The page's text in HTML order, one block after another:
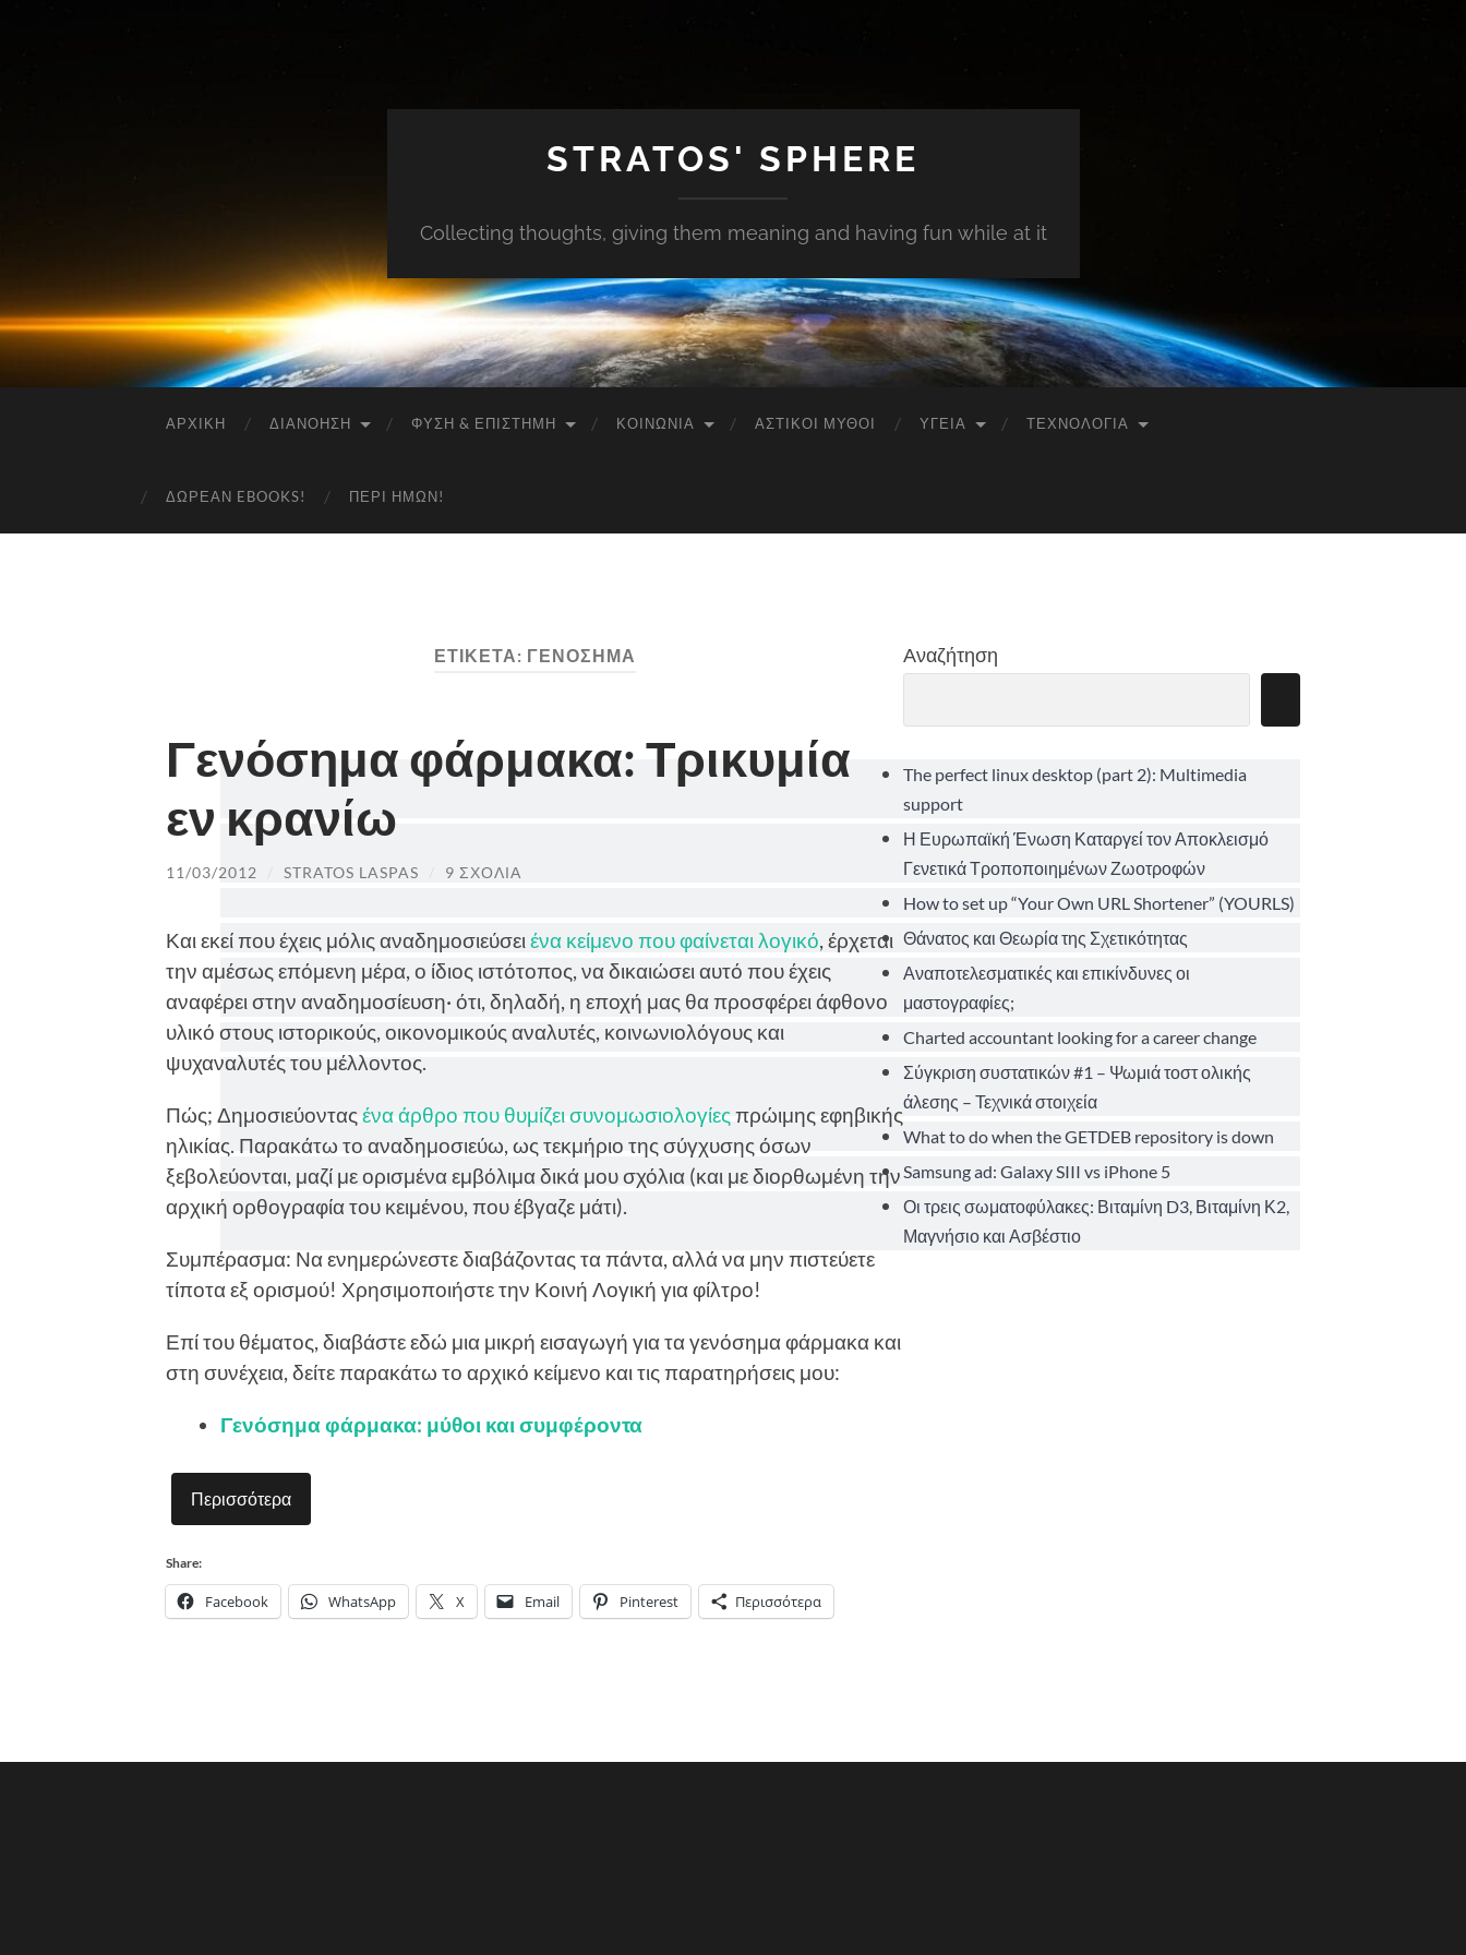
STRATOS' SPHERE
Collecting thoughts, giving them meaning and having fun while at it
ΑΡΧΙΚΉ ΔΙΑΝΌΗΣΗ ΦΎΣΗ & ΕΠΙΣΤΉΜΗ ΚΟΙΝΩΝΊΑ ΑΣΤΙΚΟΊ ΜΎΘΟΙ ΥΓΕΊΑ ΤΕΧΝΟΛΟΓΊΑ
ΔΩΡΕΆΝ EBOOKS! ΠΕΡΊ ΗΜΏΝ!
ΕΤΙΚΈΤΑ: ΓΕΝΌΣΗΜΑ
Γενόσημα φάρμακα: Τρικυμία
εν κρανίω
11/03/2012 STRATOS LASPAS 9 ΣΧΌΛΙΑ
Και εκεί που έχεις μόλις αναδημοσιεύσει ένα κείμενο που φαίνεται λογικό, έρχεται
την αμέσως επόμενη μέρα, ο ίδιος ιστότοπος, να δικαιώσει αυτό που έχεις
αναφέρει στην αναδημοσίευση· ότι, δηλαδή, η εποχή μας θα προσφέρει άφθονο
υλικό στους ιστορικούς, οικονομικούς αναλυτές, κοινωνιολόγους και
ψυχαναλυτές του μέλλοντος.
Πώς; Δημοσιεύονταςένα άρθρο που θυμίζει συνομωσιολογίεςπρώιμης εφηβικής
ηλικίας. Παρακάτω το αναδημοσιεύω, ως τεκμήριο της σύγχυσης όσων
ξεβολεύονται, μαζί με ορισμένα εμβόλιμα δικά μου σχόλια (και με διορθωμένη την
αρχική ορθογραφία του κειμένου, που έβγαζε μάτι).
Συμπέρασμα: Να ενημερώνεστε διαβάζοντας τα πάντα, αλλά να μην πιστεύετε
τίποτα εξ ορισμού! Χρησιμοποιήστε την Κοινή Λογική για φίλτρο!
Επί του θέματος, διαβάστε εδώ μια μικρή εισαγωγή για τα γενόσημα φάρμακα και
στη συνέχεια, δείτε παρακάτω το αρχικό κείμενο και τις παρατηρήσεις μου:
Γενόσημα φάρμακα: μύθοι και συμφέροντα
Περισσότερα
Share:
Facebook WhatsApp X Email Pinterest Περισσότερα
Αναζήτηση
The perfect linux desktop (part 2): Multimedia
support
Η Ευρωπαϊκή Ένωση Καταργεί τον Αποκλεισμό
Γενετικά Τροποποιημένων Ζωοτροφών
How to set up “Your Own URL Shortener” (YOURLS)
Θάνατος και Θεωρία της Σχετικότητας
Αναποτελεσματικές και επικίνδυνες οι
μαστογραφίες;
Charted accountant looking for a career change
Σύγκριση συστατικών #1 – Ψωμιά τοστ ολικής
άλεσης – Τεχνικά στοιχεία
What to do when the GETDEB repository is down
Samsung ad: Galaxy SIII vs iPhone 5
Οι τρεις σωματοφύλακες: Βιταμίνη D3, Βιταμίνη Κ2,
Μαγνήσιο και Ασβέστιο